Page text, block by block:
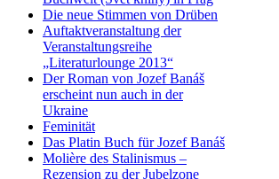
Die neue Stimmen von Drüben
Auftaktveranstaltung der
Veranstaltungsreihe
„Literaturlounge 2013“
Der Roman von Jozef Banáš
erscheint nun auch in der
Ukraine
Feminität
Das Platin Buch für Jozef Banáš
Molière des Stalinismus –
Rezension zu der Jubelzone